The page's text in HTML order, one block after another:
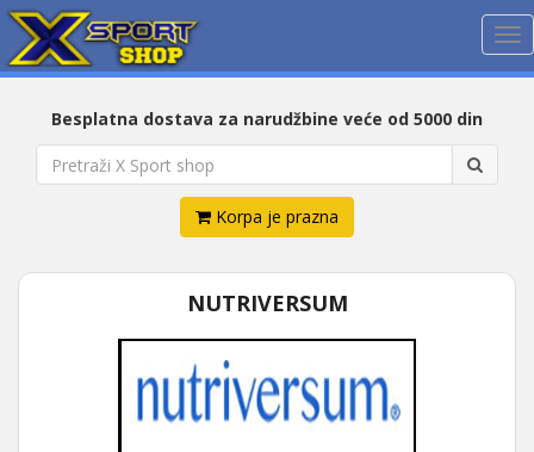
Besplatna dostava za narudžbine veće od 5000 din
Korpa je prazna
NUTRIVERSUM